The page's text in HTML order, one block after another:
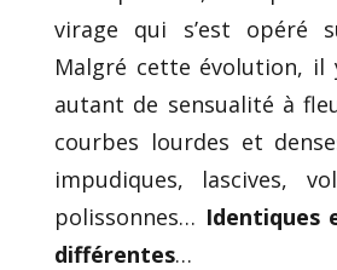
virage qui s’est opéré
Malgré cette évolution, il
autant de sensualité à
courbes lourdes et
impudiques, lascives,
polissonnes… Identiques
différentes…